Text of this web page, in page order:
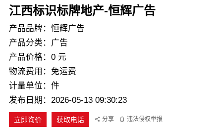
江西标识标牌地产-恒辉广告
产品品牌：恒辉广告
产品分类：广告
产品价格：0 元
物流费用：免运费
计量单位：件
发布日期：2026-05-13 09:30:23
立即询价 获取电话 分享 违法侵权举报